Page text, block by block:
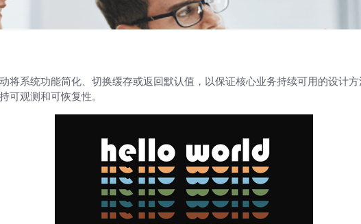
将系统功能简化、切换缓存或返回默认值，以保证核心业务持续可用的设计
可观测和可恢复性。